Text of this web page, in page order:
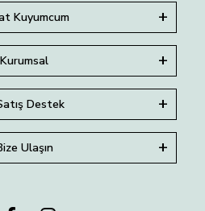
Kuyumcum
Kurumsal
Destek
Ulaşın